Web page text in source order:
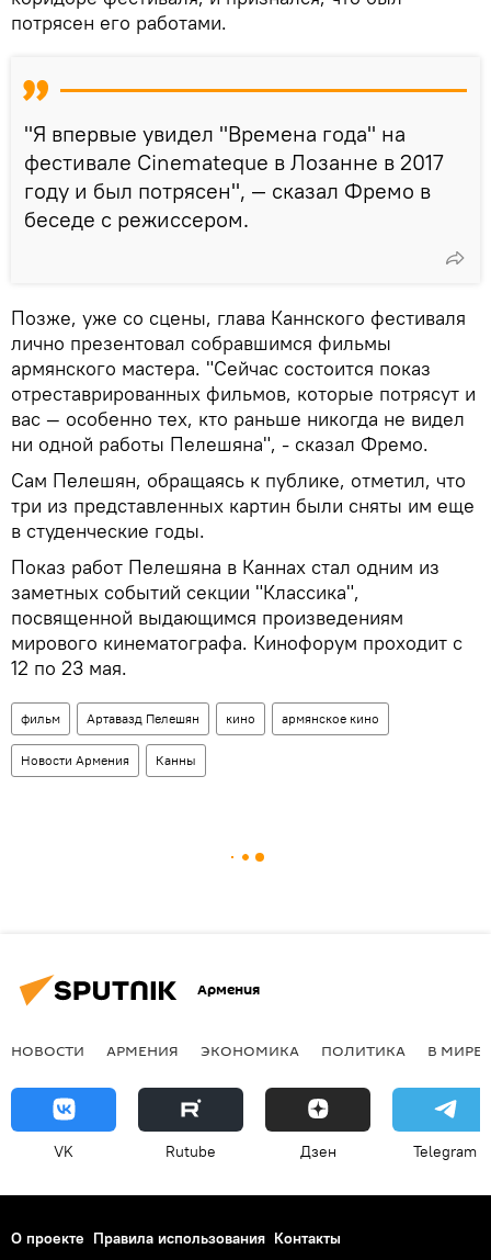
потрясен его работами.
"Я впервые увидел "Времена года" на
фестивале Cinemateque в Лозанне в 2017
году и был потрясен", — сказал Фремо в
беседе с режиссером.
Позже, уже со сцены, глава Каннского фестиваля
лично презентовал собравшимся фильмы
армянского мастера. "Сейчас состоится показ
отреставрированных фильмов, которые потрясут и
вас — особенно тех, кто раньше никогда не видел
ни одной работы Пелешяна", - сказал Фремо.
Сам Пелешян, обращаясь к публике, отметил, что
три из представленных картин были сняты им еще
в студенческие годы.
Показ работ Пелешяна в Каннах стал одним из
заметных событий секции "Классика",
посвященной выдающимся произведениям
мирового кинематографа. Кинофорум проходит с
12 по 23 мая.
фильм Артавазд Пелешян кино армянское кино
Новости Армения Канны
Армения
НОВОСТИ АРМЕНИЯ ЭКОНОМИКА ПОЛИТИКА В МИРЕ
VK Rutube Дзен Telegram
О проекте Правила использования Контакты